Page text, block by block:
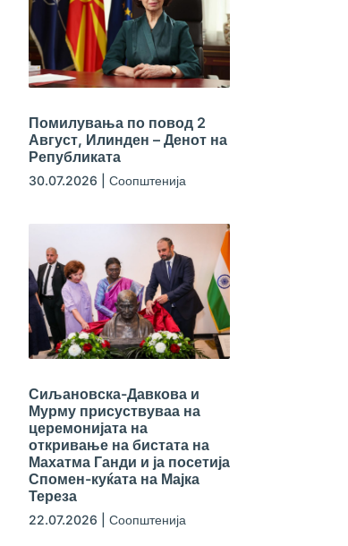
Помилувања по повод 2
Август, Илинден – Денот на
Републиката
30.07.2026 Соопштенија
Сиљановска-Давкова и
Мурму присуствуваа на
церемонијата на
откривање на бистата на
Махатма Ганди и ја посетија
Спомен-куќата на Мајка
Тереза
22.07.2026 Соопштенија